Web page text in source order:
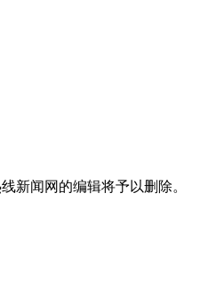
新闻网的编辑将予以删除。